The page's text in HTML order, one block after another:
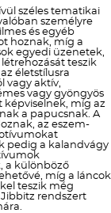
széles tematikai
személyre
és egyéb
hoznak, míg a
egyedi üzenetek,
teszik
életstílusra
vagy aktív,
vagy gyöngyös
képviselnek, míg az
a papucsnak. A
az eszem-
pedig a kalandvágy
a különböző
míg a láncok
teszik még
Jibbitz rendszert